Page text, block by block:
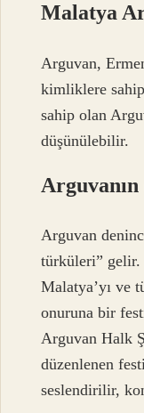
Malatya
Arguvan,
kimliklere
sahip olan
düşünülebilir.
Arguvan
türküleri” gelir.
Malatya’yı ve
onuruna bir
Arguvan Halk
düzenlenen
seslendirilir,